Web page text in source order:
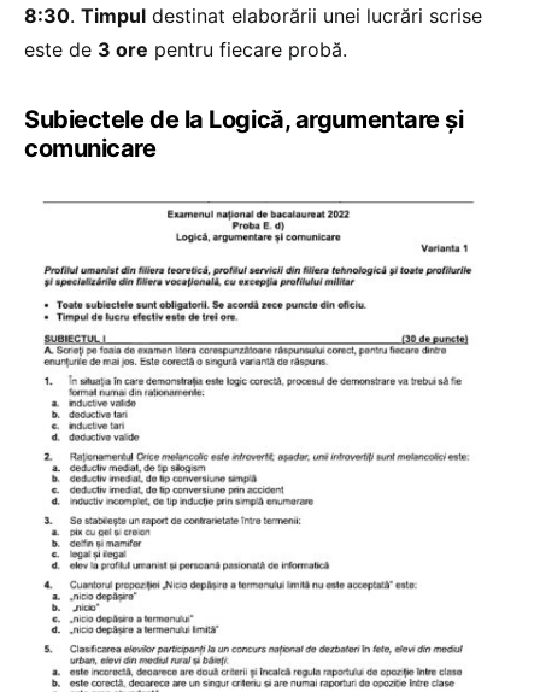
8:30. Timpul destinat elaborării unei lucrări scrise
este de 3 ore pentru fiecare probă.
Subiectele de la Logică, argumentare și
comunicare